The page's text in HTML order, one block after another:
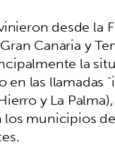
desde la
Canaria y
la
las llamadas
y La
los municipios